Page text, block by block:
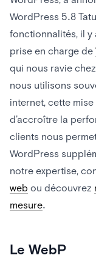
WordPress 5.8
fonctionnalités, il y
prise en charge de
qui nous ravie
nous utilisons
internet, cette
d’accroître la
clients nous
WordPress
notre expertise,
web ou découvrez
mesure.
Le WebP